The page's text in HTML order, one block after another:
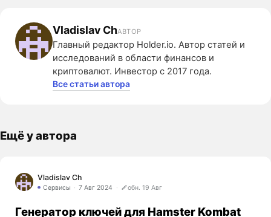
Vladislav ChАВТОР
Главный редактор Holder.io. Автор статей и
исследований в области финансов и
криптовалют. Инвестор с 2017 года.
Все статьи автора
Ещё у автора
Vladislav Ch
Сервисы 7 Авг 2024 обн. 19 Авг
Генератор ключей для Hamster Kombat